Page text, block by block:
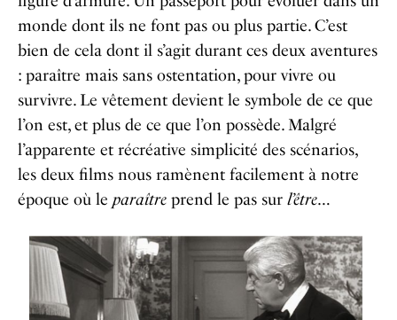
monde dont ils ne font pas ou plus partie. C’est
bien de cela dont il s’agit durant ces deux aventures
: paraître mais sans ostentation, pour vivre ou
survivre. Le vêtement devient le symbole de ce que
l’on est, et plus de ce que l’on possède. Malgré
l’apparente et récréative simplicité des scénarios,
les deux films nous ramènent facilement à notre
époque où le paraître prend le pas sur l’être…